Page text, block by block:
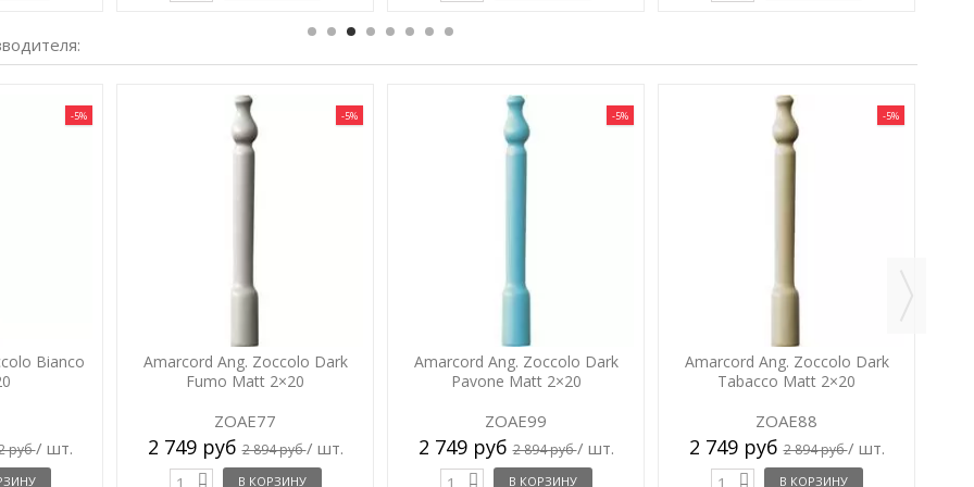
-5%
Bianco
руб/ шт.
-5%
Amarcord Ang. Zoccolo Dark
Fumo Matt 2×20
ZOAE77
2 749 руб2 894 руб/ шт.
В КОРЗИНУ
-5%
Amarcord Ang. Zoccolo Dark
Pavone Matt 2×20
ZOAE99
2 749 руб2 894 руб/ шт.
В КОРЗИНУ
-5%
Amarcord Ang. Zoccolo Dark
Tabacco Matt 2×20
ZOAE88
2 749 руб2 894 руб/ шт.
В КОРЗИНУ